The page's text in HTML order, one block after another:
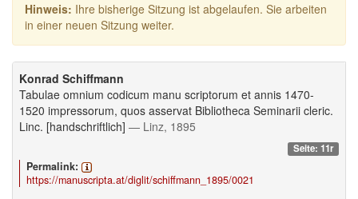
Hinweis: Ihre bisherige Sitzung ist abgelaufen. Sie arbeiten
in einer neuen Sitzung weiter.
Konrad Schiffmann
Tabulae omnium codicum manu scriptorum et annis 1470-
1520 impressorum, quos asservat Bibliotheca Seminarii cleric.
Linc. [handschriftlich] — Linz, 1895
Seite: 11r
Permalink:
https://manuscripta.at/diglit/schiffmann_1895/0021